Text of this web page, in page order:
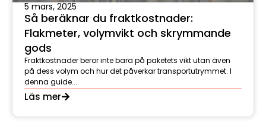
5 mars, 2025
Så beräknar du fraktkostnader:
Flakmeter, volymvikt och skrymmande
gods
Fraktkostnader beror inte bara på paketets vikt utan även
på dess volym och hur det påverkar transportutrymmet. I
denna guide...
Läs mer